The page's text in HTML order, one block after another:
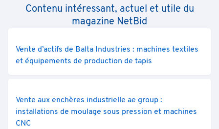
Contenu intéressant, actuel et utile du
magazine NetBid
Vente d’actifs de Balta Industries : machines textiles
et équipements de production de tapis
Vente aux enchères industrielle ae group :
installations de moulage sous pression et machines
CNC